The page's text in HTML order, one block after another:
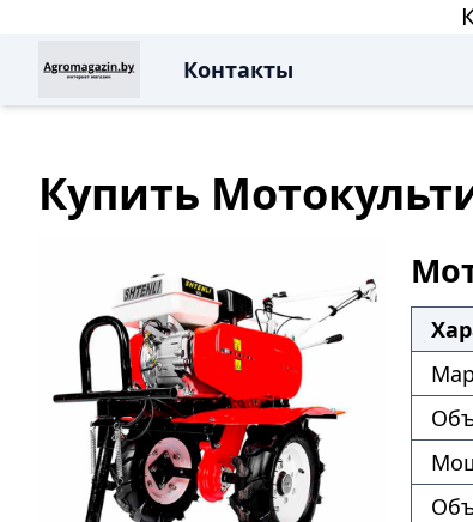
Контакты
Купить